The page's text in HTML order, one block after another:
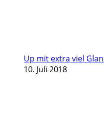
Up mit extra viel
10. Juli 2018